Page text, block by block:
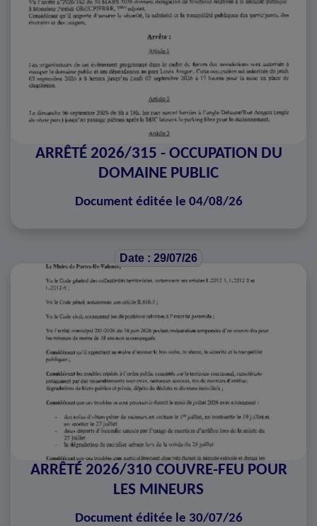
ARRÊTÉ 2026/315 - OCCUPATION DU
DOMAINE PUBLIC
Document éditée le 04/08/26
Date : 29/07/26
ARRÊTÉ 2026/310 COUVRE-FEU POUR
LES MINEURS
Document éditée le 30/07/26